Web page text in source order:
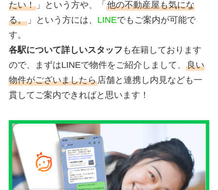
たい！」という方や、「 他の不動産屋も気にな
る。」という方には、 LINEでもご案内が可能で
す。
各駅について詳しいスタッフ も在籍しております
ので、まずはLINEで物件をご紹介しまして、 良い
物件がございましたら店舗と連携し内見なども一
貫してご案内できればと思います！